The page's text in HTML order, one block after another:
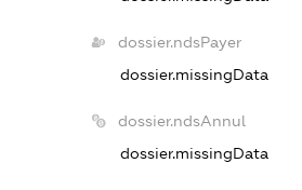
dossier.ndsPayer
dossier.missingData
dossier.ndsAnnul
dossier.missingData